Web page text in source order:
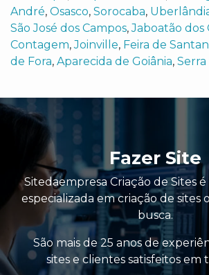
André, Osasco, Sorocaba,
São José dos Campos,Jaboatão dos
Contagem,Joinville, Feira de
de Fora, Aparecida de Goiânia, Serra
Fazer Site
Sitedaempresa Criação de Sites
especializada em criação de sites
busca.
São mais de 25 anos de
sites e clientes satisfeitos em